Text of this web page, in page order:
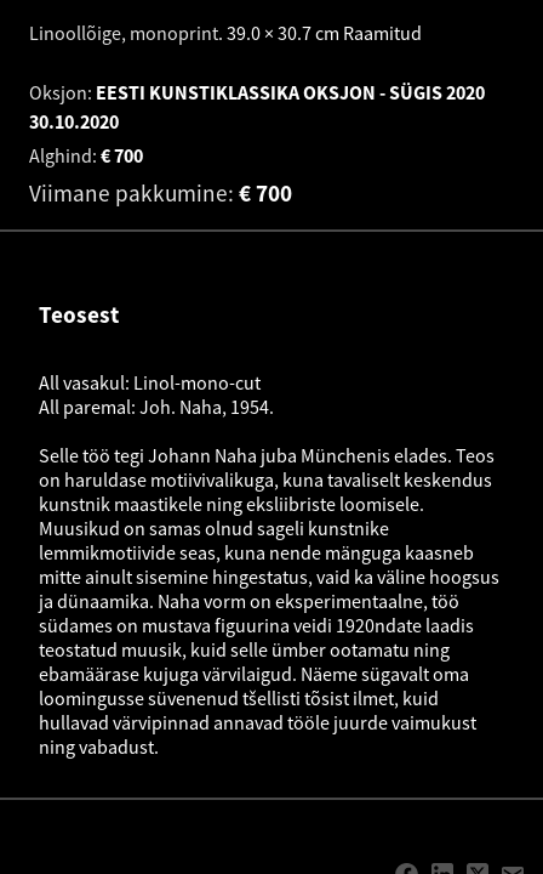
Linoollõige, monoprint. 39.0 × 30.7 cm Raamitud
Oksjon: EESTI KUNSTIKLASSIKA OKSJON - SÜGIS 2020
30.10.2020
Alghind:
700
€
Viimane pakkumine: 700
€
Teosest
All vasakul: Linol-mono-cut
All paremal: Joh. Naha, 1954.
Selle töö tegi Johann Naha juba Münchenis elades. Teos
on haruldase motiivivalikuga, kuna tavaliselt keskendus
kunstnik maastikele ning eksliibriste loomisele.
Muusikud on samas olnud sageli kunstnike
lemmikmotiivide seas, kuna nende mänguga kaasneb
mitte ainult sisemine hingestatus, vaid ka väline hoogsus
ja dünaamika. Naha vorm on eksperimentaalne, töö
südames on mustava figuurina veidi 1920ndate laadis
teostatud muusik, kuid selle ümber ootamatu ning
ebamäärase kujuga värvilaigud. Näeme sügavalt oma
loomingusse süvenenud tšellisti tõsist ilmet, kuid
hullavad värvipinnad annavad tööle juurde vaimukust
ning vabadust.